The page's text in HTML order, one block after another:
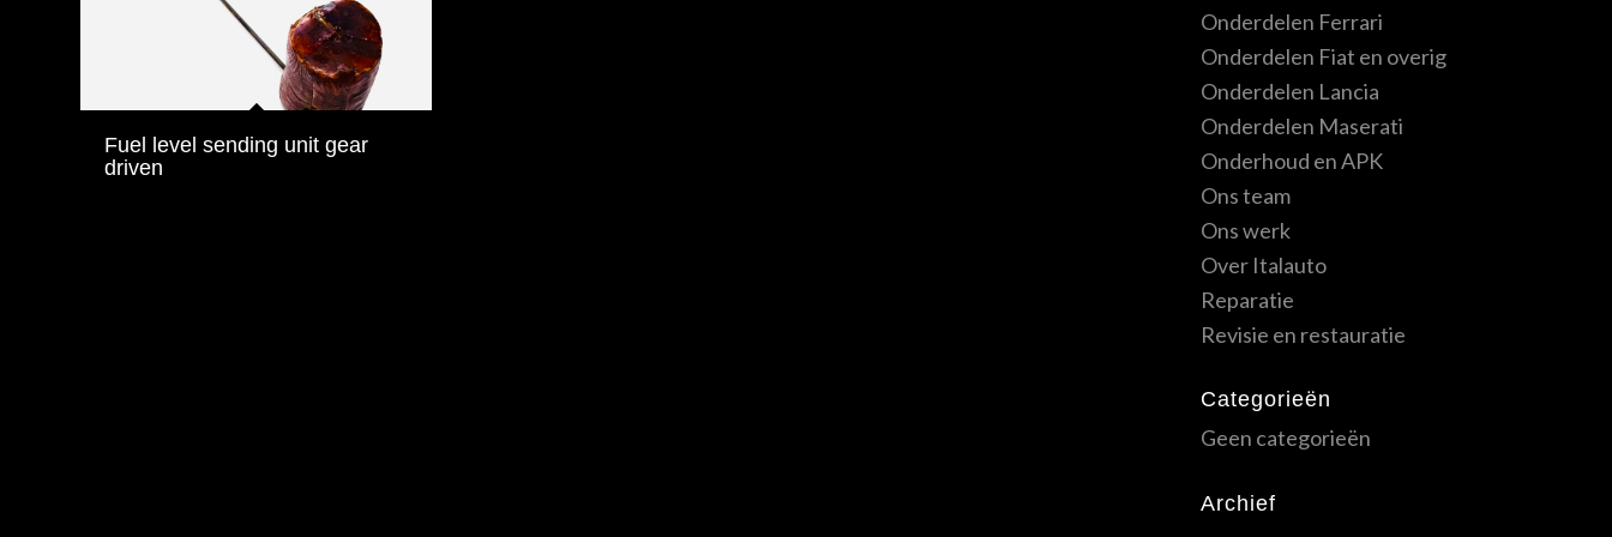
Fuel level sending unit gear
driven
Onderdelen Ferrari
Onderdelen Fiat en overig
Onderdelen Lancia
Onderdelen Maserati
Onderhoud en APK
Ons team
Ons werk
Over Italauto
Reparatie
Revisie en restauratie
Categorieën
Geen categorieën
Archief